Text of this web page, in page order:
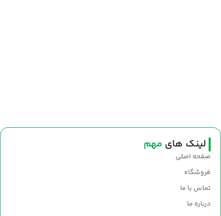
لینک های مهم
صفحه اصلی
فروشگاه
تماس با ما
درباره ما